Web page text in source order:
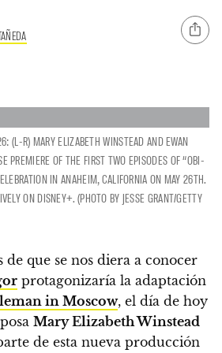
(L-R) MARY ELIZABETH WINSTEAD AND EWAN
PREMIERE OF THE FIRST TWO EPISODES OF “OBI-
IN ANAHEIM, CALIFORNIA ON MAY 26TH.
ON DISNEY+. (PHOTO BY JESSE GRANT/GETTY
de que se nos diera a conocer
protagonizaría la adaptación
in Moscow, el día de hoy
Mary Elizabeth Winstead
de esta nueva producción